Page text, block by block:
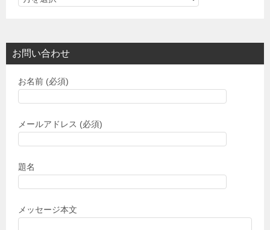
お問い合わせ
お名前 (必須)
メールアドレス (必須)
題名
メッセージ本文